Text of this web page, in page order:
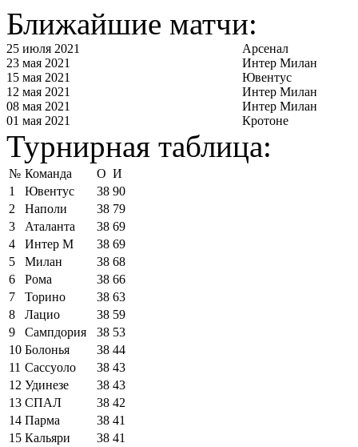
Ближайшие матчи:
25 июля 2021
Арсенал
23 мая 2021
Интер Милан
15 мая 2021
Ювентус
12 мая 2021
Интер Милан
08 мая 2021
Интер Милан
01 мая 2021
Кротоне
Турнирная таблица:
№ Команда О И
1
Ювентус 38 90
2
Наполи 38 79
3
Аталанта 38 69
4
Интер М 38 69
5
Милан 38 68
6
Рома 38 66
7
Торино 38 63
8
Лацио 38 59
9
Сампдория 38 53
10 Болонья 38 44
11 Сассуоло 38 43
12 Удинезе 38 43
13 СПАЛ 38 42
14 Парма 38 41
15 Кальяри 38 41